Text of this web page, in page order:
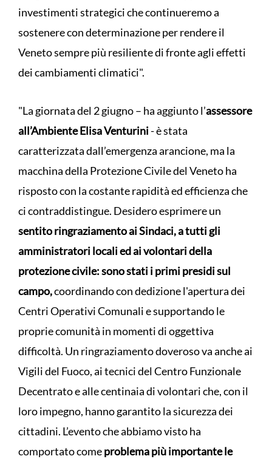
investimenti strategici che continueremo a
sostenere con determinazione per rendere il
Veneto sempre più resiliente di fronte agli effetti
dei cambiamenti climatici".
"La giornata del 2 giugno – ha aggiunto l’assessore
all’Ambiente Elisa Venturini- è stata
caratterizzata dall’emergenza arancione, ma la
macchina della Protezione Civile del Veneto ha
risposto con la costante rapidità ed efficienza che
ci contraddistingue. Desidero esprimere un
sentito ringraziamento ai Sindaci, a tutti gli
amministratori locali ed ai volontari della
protezione civile: sono stati i primi presidi sul
campo,coordinando con dedizione l'apertura dei
Centri Operativi Comunali e supportando le
proprie comunità in momenti di oggettiva
difficoltà. Un ringraziamento doveroso va anche ai
Vigili del Fuoco, ai tecnici del Centro Funzionale
Decentrato e alle centinaia di volontari che, con il
loro impegno, hanno garantito la sicurezza dei
cittadini. L’evento che abbiamo visto ha
comportato comeproblema più importante le